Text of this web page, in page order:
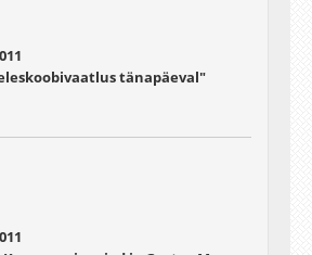
tänapäeval"